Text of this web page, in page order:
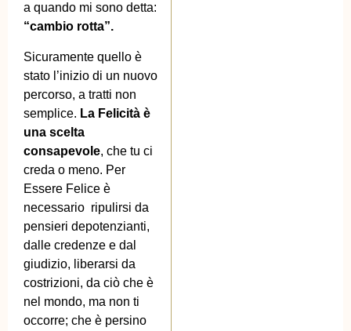
a quando mi sono detta:
“cambio rotta”.
Sicuramente quello è
stato l’inizio di un nuovo
percorso, a tratti non
semplice. La Felicità è
una scelta
consapevole, che tu ci
creda o meno. Per
Essere Felice è
necessario ripulirsi da
pensieri depotenzianti,
dalle credenze e dal
giudizio, liberarsi da
costrizioni, da ciò che è
nel mondo, ma non ti
occorre; che è persino